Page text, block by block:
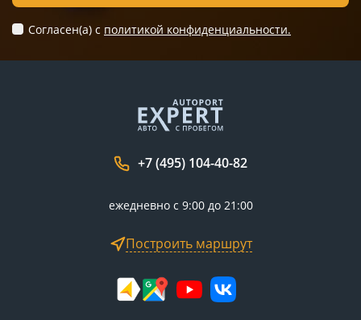
Согласен(а) c политикой конфиденциальности.
+7 (495) 104-40-82
ежедневно с 9:00 до 21:00
Построить маршрут